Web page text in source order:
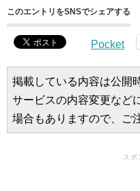
このエントリをSNSでシェアする
Pocket
掲載している内容は公開
サービスの内容変更など
場合もありますので、ご
スポ